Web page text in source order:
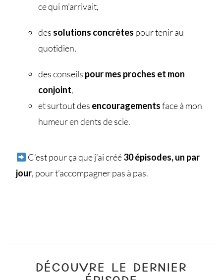
ce qui m’arrivait,
des solutions concrètes pour tenir au
quotidien,
des conseils pour mes proches et mon
conjoint,
et surtout des encouragementsface à mon
humeur en dents de scie.
C’est pour ça que j’ai créé30 épisodes, un par
jour, pour t’accompagner pas à pas.
DÉCOUVRE LE DERNIER